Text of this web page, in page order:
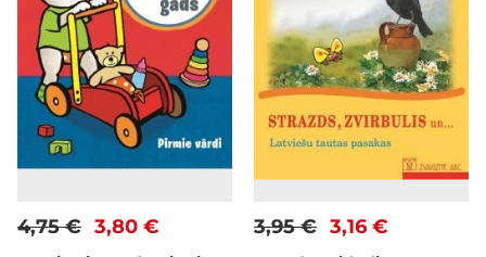
3,80 €
4,75 € 3,16 €
3,95 €